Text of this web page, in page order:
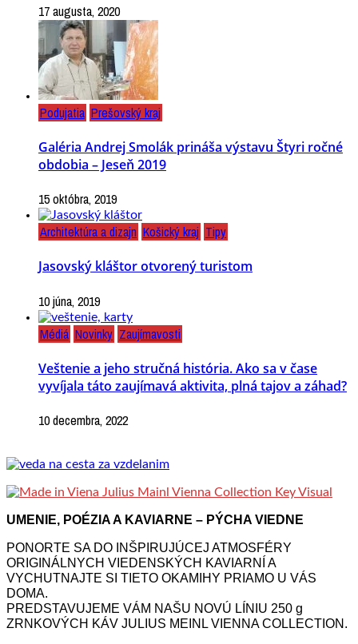
17 augusta, 2020
Podujatia Prešovský kraj
Galéria Andrej Smolák prináša výstavu Štyri ročné
obdobia – Jeseň 2019
15 októbra, 2019
Architektúra a dizajn Košický kraj Tipy
Jasovský kláštor otvorený turistom
10 júna, 2019
Médiá Novinky Zaujímavosti
Veštenie a jeho stručná história. Ako sa v čase
vyvíjala táto zaujímavá aktivita, plná tajov a záhad?
10 decembra, 2022
UMENIE, POÉZIA A KAVIARNE – PÝCHA VIEDNE
PONORTE SA DO INŠPIRUJÚCEJ ATMOSFÉRY
ORIGINÁLNYCH VIEDENSKÝCH KAVIARNÍ A
VYCHUTNAJTE SI TIETO OKAMIHY PRIAMO U VÁS
DOMA.
PREDSTAVUJEME VÁM NAŠU NOVÚ LÍNIU 250 g
ZRNKOVÝCH KÁV JULIUS MEINL VIENNA COLLECTION.